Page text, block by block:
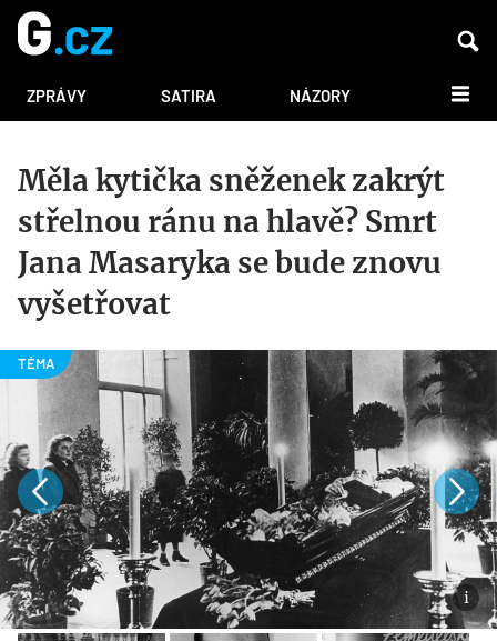
ZPRÁVY SATIRA NÁZORY DALŠÍ
Měla kytička sněženek zakrýt
střelnou ránu na hlavě? Smrt
Jana Masaryka se bude znovu
vyšetřovat